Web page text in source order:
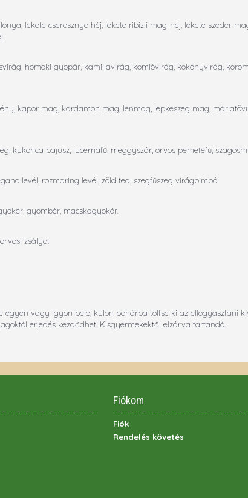
fekete cseresznye héj, fekete ribizli mag-héj, fekete szeder
homoki gyopár, kamillavirág, komlóvirág, kökényvirág,
kapor mag, kardamon mag, lenmag, lepkeszeg mag,
kukorica bajusz, lucernafű, meggyszár, orvos pemetefű,
levél, rozmaring levél, zöld tea, szegfűszeg virágbimbó.
gyömbér, macskagyökér.
zsálya.
egyen vagy igyon bele, külön pohárba töltse ki az elfogyasztani
erjedés kezdődhet. Kisgyermekektől elzárva tartandó.
Fiókom
Fiók
Rendelés követés